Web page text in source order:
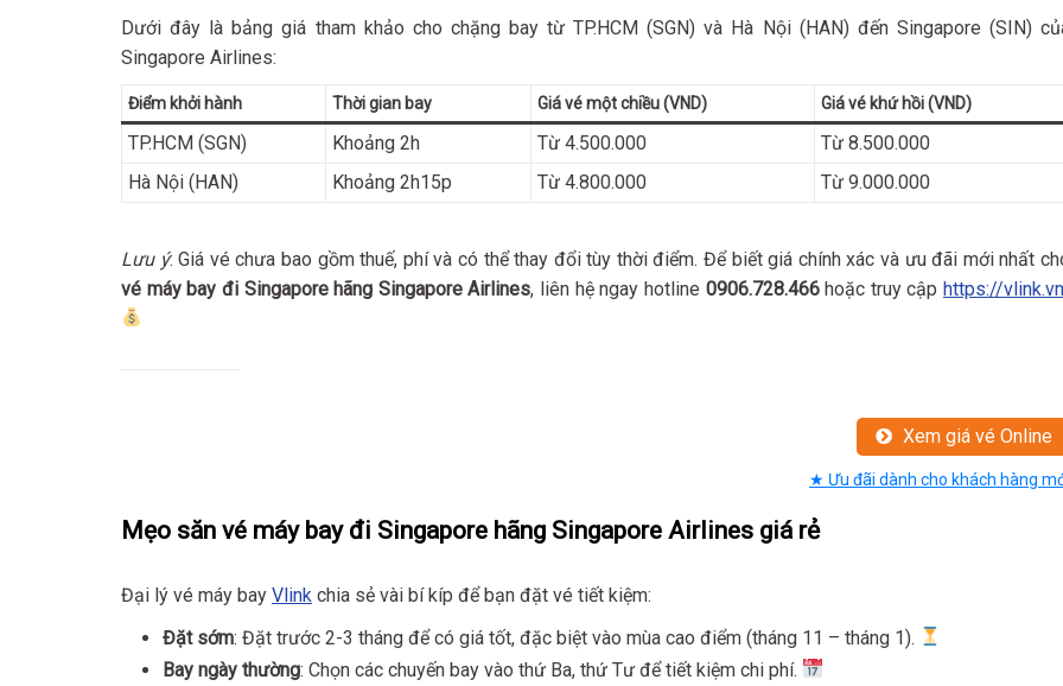
Dưới đây là bảng giá tham khảo cho chặng bay từ TP.HCM (SGN) và Hà Nội (HAN) đến Singapore (SIN)
Singapore Airlines:
Điểm khởi hành Thời gian bay Giá vé một chiều (VND) Giá vé khứ hồi (VND)
TP.HCM (SGN) Khoảng 2h Từ 4.500.000
Từ 8.500.000
Hà Nội (HAN)
Khoảng 2h15p Từ 4.800.000 Từ 9.000.000
Lưu ý: Giá vé chưa bao gồm thuế, phí và có thể thay đổi tùy thời điểm. Để biết giá chính xác và ưu đãi mới nhất
vé máy bay đi Singapore hãng Singapore Airlines, liên hệ ngay hotline 0906.728.466hoặc truy cập https://vlink.vn
Xem giá vé Online
★ Ưu đãi dành cho khách hàng
Mẹo săn vé máy bay đi Singapore hãng Singapore Airlines giá rẻ
Đại lý vé máy bay Vlink chia sẻ vài bí kíp để bạn đặt vé tiết kiệm:
Đặt sớm: Đặt trước 2-3 tháng để có giá tốt, đặc biệt vào mùa cao điểm (tháng 11 – tháng 1).
Bay ngày thường: Chọn các chuyến bay vào thứ Ba, thứ Tư để tiết kiệm chi phí.